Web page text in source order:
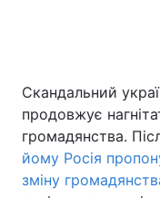
Україна
Економіка
Скандальний
продовжує
громадянства.
йому Росія
зміну